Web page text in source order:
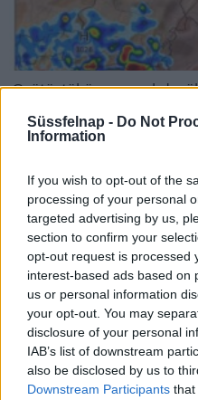
Süssfelnap - Do Not
Information
If you wish to opt-out of the
processing of your personal
targeted advertising by us,
section to confirm your
opt-out request is processed
interest-based ads based on
us or personal information
your opt-out. You may
disclosure of your personal
IAB’s list of downstream
also be disclosed by us to
Downstream Participants that
Csütörtökön reggel
nem várható. A
és 25 fok között alakul...
Kibírhatatlan forróság
Szerdán reggel derült
hőmérséklet értéke 18
Napközben napos,